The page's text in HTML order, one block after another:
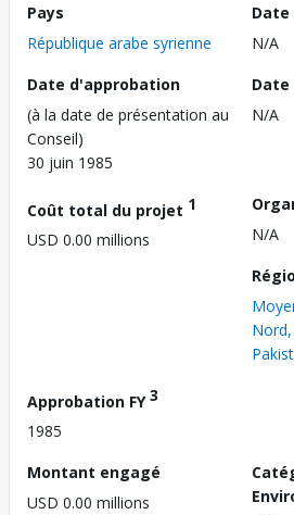
Pays
République arabe syrienne
N/A
Date d'approbation
(à la date de présentation au
Conseil)
30 juin 1985
N/A
Coût total du projet 1
USD 0.00 millions
N/A
Approbation FY3
1985
Montant engagé
USD 0.00 millions